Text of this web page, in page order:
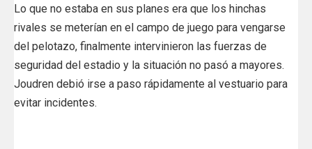
Lo que no estaba en sus planes era que los hinchas
rivales se meterían en el campo de juego para vengarse
del pelotazo, finalmente intervinieron las fuerzas de
seguridad del estadio y la situación no pasó a mayores.
Joudren debió irse a paso rápidamente al vestuario para
evitar incidentes.